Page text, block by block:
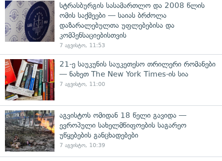
სტრასბურგის სასამართლო და 2008 წლის
ომის საქმეები — საიას ბრძოლა
დაზარალებულთა უფლებებისა და
კომპენსაციებისთვის
7 აგვისტო, 11:53
21-ე საუკუნის საუკეთესო თრილერი რომანები
— ნახეთ The New York Times-ის სია
7 აგვისტო, 11:00
აგვისტოს ომიდან 18 წელი გავიდა —
ევროპული სახელმწიფოების საგარეო
უწყებების განცხადებები
7 აგვისტო, 10:39